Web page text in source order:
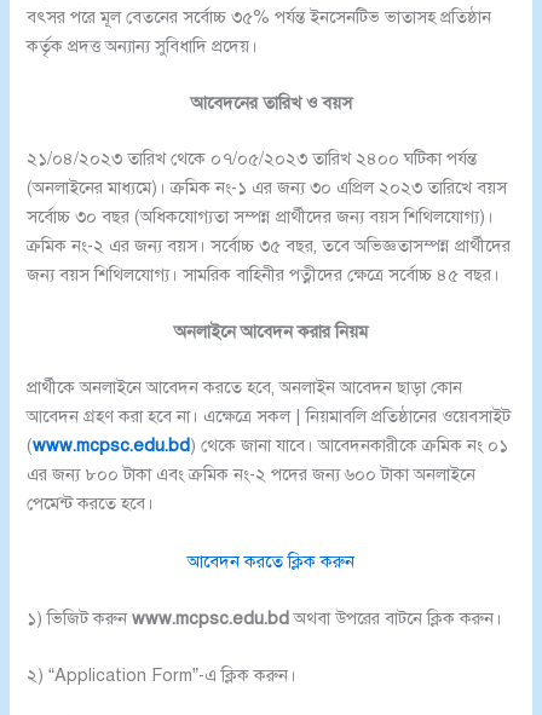
বৎসর পরে মূল বেতনের সর্বোচ্চ ৩৫% পর্যন্ত ইনসেনটিভ ভাতাসহ প্রতিষ্ঠান
কর্তৃক প্রদত্ত অন্যান্য সুবিধাদি প্রদেয়।
আবেদনের তারিখ ও বয়স
২১/০৪/২০২৩ তারিখ থেকে ০৭/০৫/২০২৩ তারিখ ২৪০০ ঘটিকা পর্যন্ত
(অনলাইনের মাধ্যমে)। ক্রমিক নং-১ এর জন্য ৩০ এপ্রিল ২০২৩ তারিখে বয়স
সর্বোচ্চ ৩০ বছর (অধিকযোগ্যতা সম্পন্ন প্রার্থীদের জন্য বয়স শিথিলযোগ্য)।
ক্রমিক নং-২ এর জন্য বয়স। সর্বোচ্চ ৩৫ বছর, তবে অভিজ্ঞতাসম্পন্ন প্রার্থীদের
জন্য বয়স শিথিলযোগ্য। সামরিক বাহিনীর পত্নীদের ক্ষেত্রে সর্বোচ্চ ৪৫ বছর।
অনলাইনে আবেদন করার নিয়ম
প্রার্থীকে অনলাইনে আবেদন করতে হবে, অনলাইন আবেদন ছাড়া কোন
আবেদন গ্রহণ করা হবে না। এক্ষেত্রে সকল | নিয়মাবলি প্রতিষ্ঠানের ওয়েবসাইট
(www.mcpsc.edu.bd) থেকে জানা যাবে। আবেদনকারীকে ক্রমিক নং ০১
এর জন্য ৮০০ টাকা এবং ক্রমিক নং-২ পদের জন্য ৬০০ টাকা অনলাইনে
পেমেন্ট করতে হবে।
আবেদন করতে ক্লিক করুন
১) ভিজিট করুনwww.mcpsc.edu.bdঅথবা উপরের বাটনে ক্লিক করুন।
২) “Application Form”-এ ক্লিক করুন।